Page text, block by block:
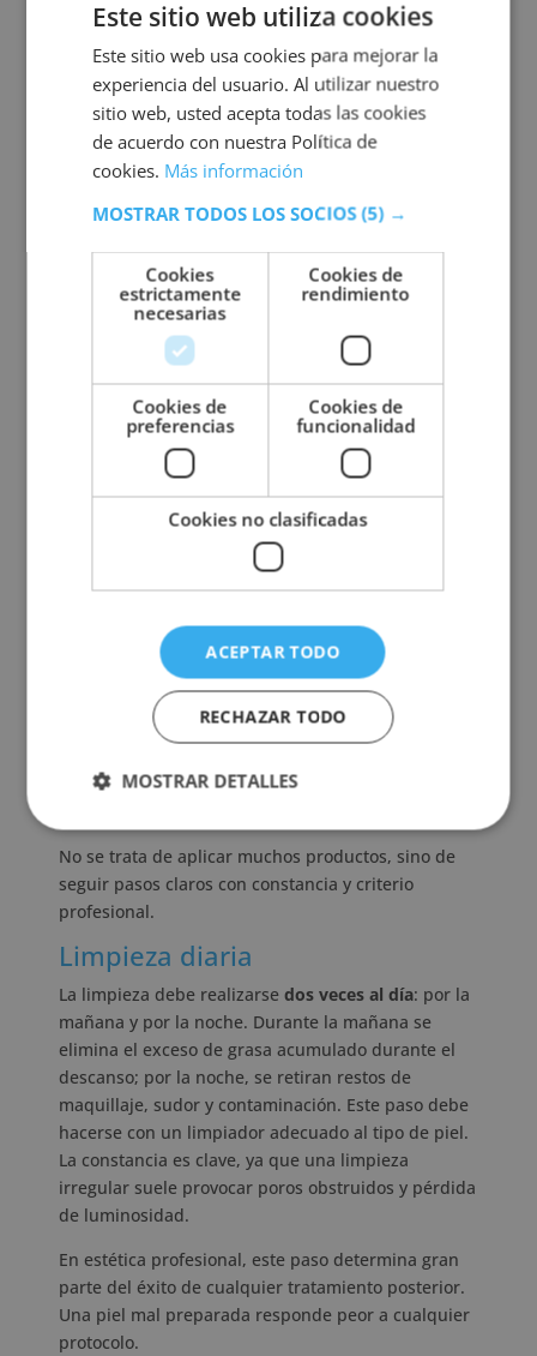
productos que generen sequedad excesiva o
sensibilidad.
En estética profesional, saber recomendar el
producto correcto forma parte del trabajo técnico.
Cada piel necesita un enfoque diferente y una
observación previa adecuada.
Mantener hábitos saludables
Una buena higiene facial también depende de
pequeños hábitos diarios
que muchas veces se
pasan por alto. Dormir con maquillaje, tocarse
constantemente la cara o no cambiar con
frecuencia la funda de la almohada puede afectar
directamente al estado de la piel. Desmaquillarse
correctamente, mantener una buena hidratación y
proteger el rostro del sol son acciones sencillas que
mejoran mucho la salud cutánea. La prevención
suele ser más eficaz que la corrección posterior.
El descanso y la alimentación también influyen en
Rutina de higiene facial
Seguir una rutina de higiene facial bien
estructurada ayuda a mantener
resultados visibles
y favorece el equilibrio de la piela largo plazo. En
como base para protocolos más avanzados dentro
No se trata de aplicar muchos productos, sino de
seguir pasos claros con constancia y criterio
profesional.
Limpieza diaria
La limpieza debe realizarse dos veces al día: por la
mañana y por la noche. Durante la mañana se
elimina el exceso de grasa acumulado durante el
descanso; por la noche, se retiran restos de
maquillaje, sudor y contaminación. Este paso debe
hacerse con un limpiador adecuado al tipo de piel.
La constancia es clave, ya que una limpieza
irregular suele provocar poros obstruidos y pérdida
de luminosidad.
En estética profesional, este paso determina gran
parte del éxito de cualquier tratamiento posterior.
Una piel mal preparada responde peor a cualquier
protocolo.
Este sitio web utiliza cookies
Este sitio web usa cookies para mejorar la
experiencia del usuario. Al utilizar nuestro
sitio web, usted acepta todas las cookies
de acuerdo con nuestra Política de
cookies. Más información
MOSTRAR TODOS LOS SOCIOS(5) →
Cookies
estrictamente
necesarias
Cookies de
rendimiento
Cookies de
preferencias
Cookies de
funcionalidad
Cookies no clasificadas
ACEPTAR TODO
RECHAZAR TODO
MOSTRAR DETALLES